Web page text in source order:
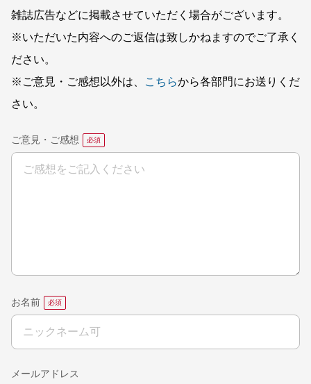
雑誌広告などに掲載させていただく場合がございます。
※いただいた内容へのご返信は致しかねますのでご了承く
ださい。
※ご意見・ご感想以外は、
こちらから各部門にお送りくだ
さい。
ご意見・ご感想
お名前
メールアドレス